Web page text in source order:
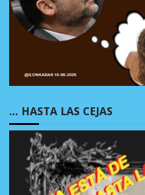
… HASTA LAS CEJAS